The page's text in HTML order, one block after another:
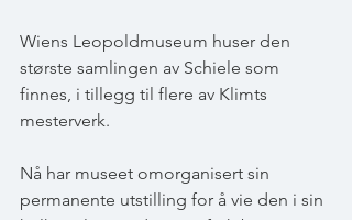
Wiens Leopoldmuseum huser den
største samlingen av Schiele som
finnes, i tillegg til flere av Klimts
mesterverk.
Nå har museet omorganisert sin
permanente utstilling for å vie den i sin